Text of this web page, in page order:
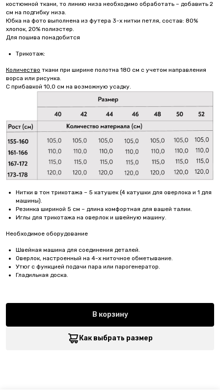
костюмной ткани, то линию низа необходимо обработать – добавить 2
см на подгибку низа.
Юбка на фото выполнена из футера 3-х нитки петля, состав: 80%
хлопок, 20% полиэстер.
Для пошива понадобится
Трикотаж:
Количество ткани при ширине полотна 180 см с учетом направления
ворса или рисунка.
С прибавкой 10,0 см на возможную усадку.
Нитки в тон трикотажа – 5 катушек (4 катушки для оверлока и 1 для
машины).
Резинка шириной 5 см – длина комфортная для вашей талии.
Иглы для трикотажа на оверлок и швейную машину.
Необходимое оборудование
Швейная машина для соединения деталей.
Оверлок, настроенный на 4-х ниточное обметывание.
Утюг с функцией подачи пара или парогенератор.
Гладильная доска.
В корзину
Как выбрать размер